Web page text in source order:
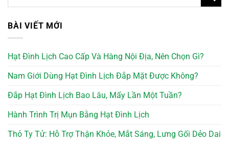
BÀI VIẾT MỚI
Hạt Đình Lịch Cao Cấp Và Hàng Nội Địa, Nên Chọn Gì?
Nam Giới Dùng Hạt Đình Lịch Đắp Mặt Được Không?
Đắp Hạt Đình Lịch Bao Lâu, Mấy Lần Một Tuần?
Hành Trình Trị Mụn Bằng Hạt Đình Lịch
Thỏ Ty Tử: Hỗ Trợ Thận Khỏe, Mắt Sáng, Lưng Gối Dẻo Dai